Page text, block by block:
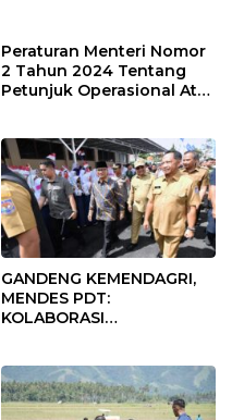
Peraturan Menteri Nomor
2 Tahun 2024 Tentang
Petunjuk Operasional Atas
GANDENG KEMENDAGRI,
MENDES PDT:
KOLABORASI